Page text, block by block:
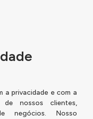
a privacidade e com a
nossos clientes,
negócios. Nosso